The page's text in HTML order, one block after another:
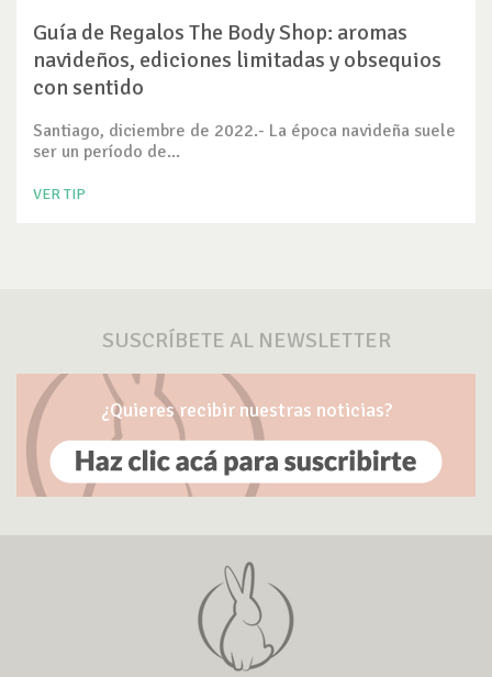
Guía de Regalos The Body Shop: aromas
navideños, ediciones limitadas y obsequios
con sentido
Santiago, diciembre de 2022.- La época navideña suele
ser un período de...
VER TIP
SUSCRÍBETE AL NEWSLETTER
¿Quieres recibir nuestras noticias?